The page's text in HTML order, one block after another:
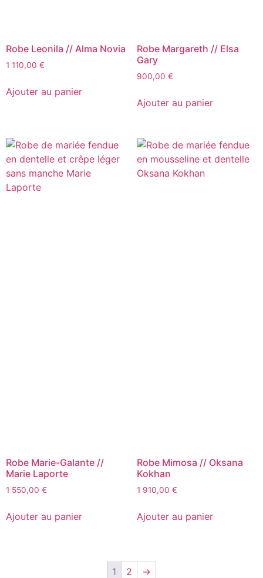
Robe Leonila // Alma Novia
1 110,00 €
Ajouter au panier
Robe Margareth // Elsa
Gary
900,00 €
Ajouter au panier
Robe Marie-Galante //
Marie Laporte
1 550,00 €
Ajouter au panier
Robe Mimosa // Oksana
Kokhan
1 910,00 €
Ajouter au panier
1 2 →